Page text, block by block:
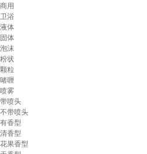
商用
卫浴
液体
固体
泡沫
粉状
颗粒
啫喱
喷雾
带喷头
不带喷头
有香型
清香型
花果香型